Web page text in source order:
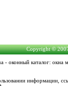
Copyright ©
- оконный каталог: окна
информации,